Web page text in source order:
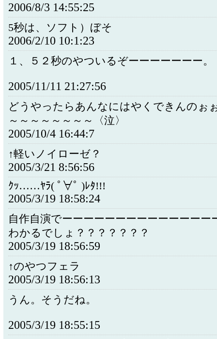
2006/8/3 14:55:25
5秒は、ソフト）ぼそ
2006/2/10 10:1:23
１、５２秒のやついるぞーーーーーーー。
2005/11/11 21:27:56
どうやったらあんなにはやくできんのぉ
～～～～～～～～〈泣〉
2005/10/4 16:44:7
↑軽いノイローゼ？
2005/3/21 8:56:56
ｸｯ……ﾔﾗ( ﾟ∀ﾟ )ﾚﾀ!!!
2005/3/19 18:58:24
自作自演でーーーーーーーーーーーーーー
わかるでしょ？？？？？？？
2005/3/19 18:56:59
↑のやつフェラ
2005/3/19 18:56:13
うん。そうだね。
2005/3/19 18:55:15